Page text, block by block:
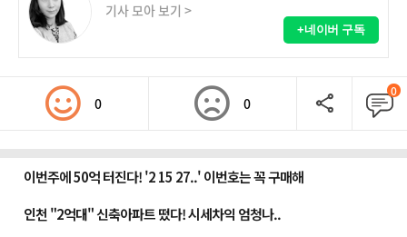
기사 모아 보기 >
+네이버 구독
0 0
0